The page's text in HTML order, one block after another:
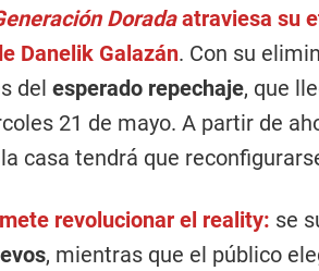
Doradaatraviesa su
Danelik Galazán. Con su
del esperado repechaje, que
21 de mayo. A partir de
casa tendrá que
revolucionar el reality: se
, mientras que el público